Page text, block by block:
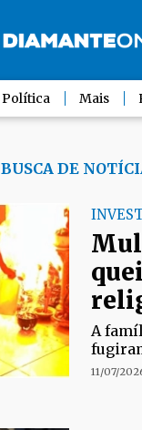
Política Mais
BUSCA DE
A
11/07/